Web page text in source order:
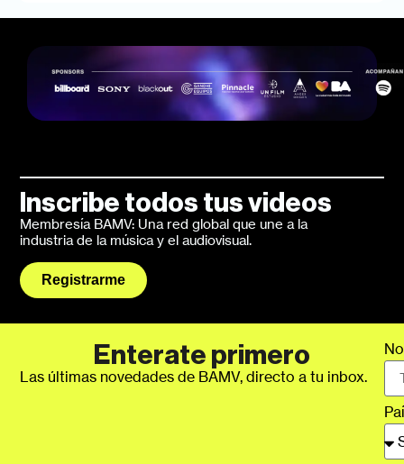
Inscribe todos tus videos
Membresía BAMV: Una red global que une a la
industria de la música y el audiovisual.
Registrarme
Enterate primero
Las últimas novedades de BAMV, directo a tu inbox.